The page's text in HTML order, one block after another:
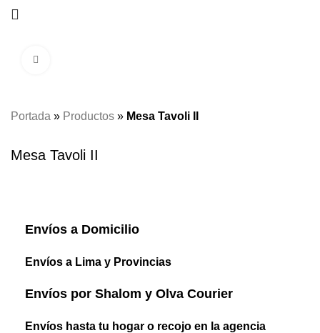
Portada » Productos » Mesa Tavoli II
Mesa Tavoli II
Envíos a Domicilio
Envíos a Lima y Provincias
Envíos por Shalom y Olva Courier
Envíos hasta tu hogar o recojo en la agencia